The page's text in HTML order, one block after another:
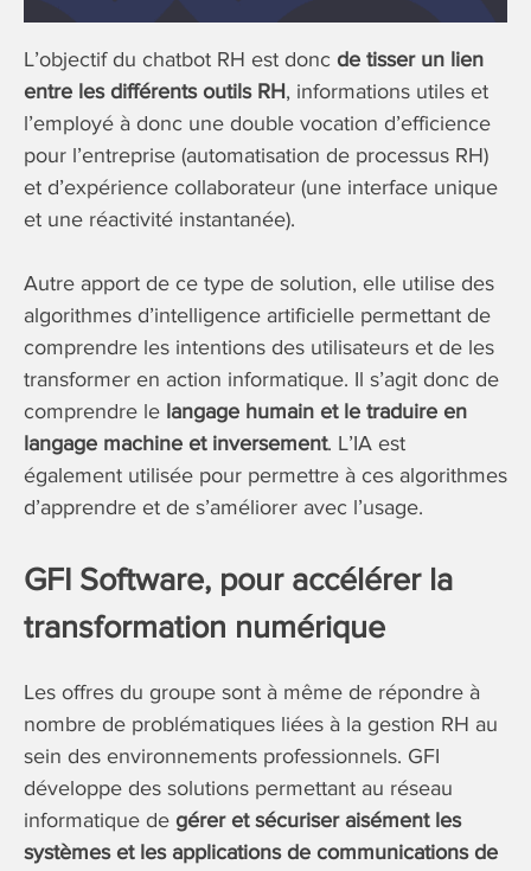
L’objectif du chatbot RH est donc de tisser un lien
entre les différents outils RH, informations utiles et
l’employé à donc une double vocation d’efficience
pour l’entreprise (automatisation de processus RH)
et d’expérience collaborateur (une interface unique
et une réactivité instantanée).
Autre apport de ce type de solution, elle utilise des
algorithmes d’intelligence artificielle permettant de
comprendre les intentions des utilisateurs et de les
transformer en action informatique. Il s’agit donc de
comprendre le langage humain et le traduire en
langage machine et inversement. L’IA est
également utilisée pour permettre à ces algorithmes
d’apprendre et de s’améliorer avec l’usage.
GFI Software, pour accélérer la
transformation numérique
Les offres du groupe sont à même de répondre à
nombre de problématiques liées à la gestion RH au
sein des environnements professionnels. GFI
développe des solutions permettant au réseau
informatique de gérer et sécuriser aisément les
systèmes et les applications de communications de